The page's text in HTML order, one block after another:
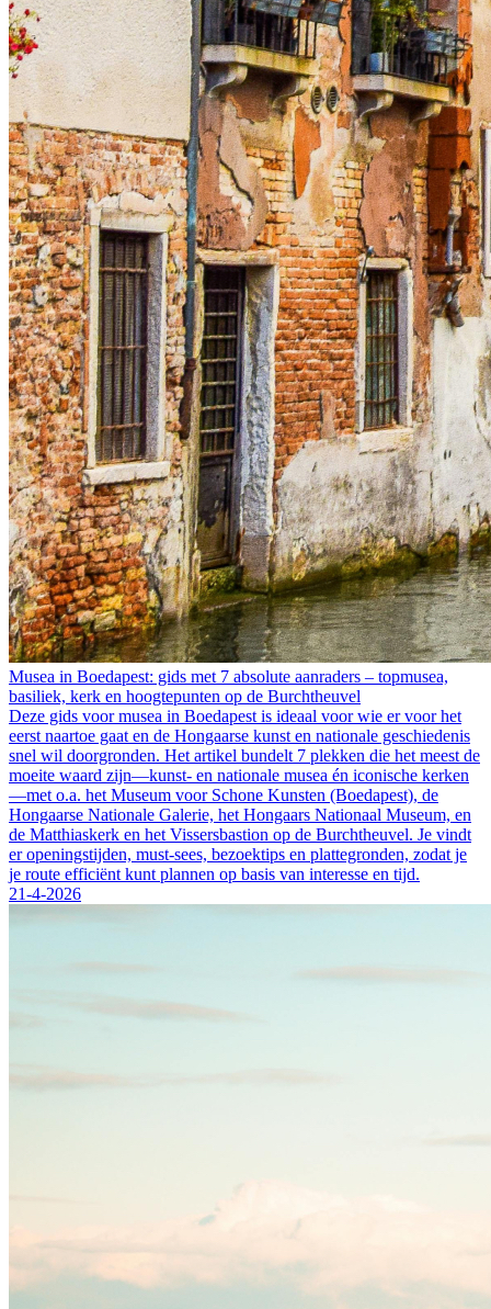
Musea in Boedapest: gids met 7 absolute aanraders – topmusea,
basiliek, kerk en hoogtepunten op de Burchtheuvel
Deze gids voor musea in Boedapest is ideaal voor wie er voor het
eerst naartoe gaat en de Hongaarse kunst en nationale geschiedenis
snel wil doorgronden. Het artikel bundelt 7 plekken die het meest de
moeite waard zijn—kunst- en nationale musea én iconische kerken
—met o.a. het Museum voor Schone Kunsten (Boedapest), de
Hongaarse Nationale Galerie, het Hongaars Nationaal Museum, en
de Matthiaskerk en het Vissersbastion op de Burchtheuvel. Je vindt
er openingstijden, must-sees, bezoektips en plattegronden, zodat je
je route efficiënt kunt plannen op basis van interesse en tijd.
21-4-2026